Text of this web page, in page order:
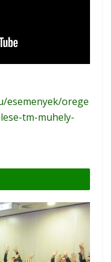
esemenyek/orege
tm-muhely-